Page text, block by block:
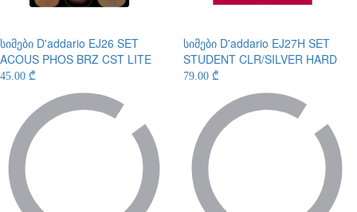
სიმები D'addario EJ26 SET
ACOUS PHOS BRZ CST LITE
45.00 ₾
სიმები D'addario EJ27H SET
STUDENT CLR/SILVER HARD
79.00 ₾